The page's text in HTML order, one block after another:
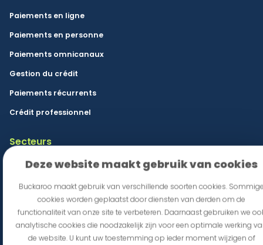
Deze website maakt gebruik van cookies
Buckaroo maakt gebruik van verschillende soorten cookies.
cookies worden geplaatst door diensten van derden om de
functionaliteit van onze site te verbeteren. Daarnaast gebruiken we
analytische cookies die noodzakelijk zijn voor een optimale werking
de website. U kunt uw toestemming op ieder moment wijzigen of
Paiements en ligne
Paiements en personne
Paiements omnicanaux
Gestion du crédit
Paiements récurrents
Crédit professionnel
Secteurs
Commerce de détail et e-commerce
franchise
Secteur public